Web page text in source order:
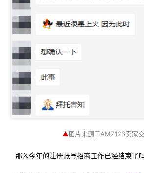
▲图片来源于AMZ123卖家
那么今年的注册账号招商工作已经结束了吗